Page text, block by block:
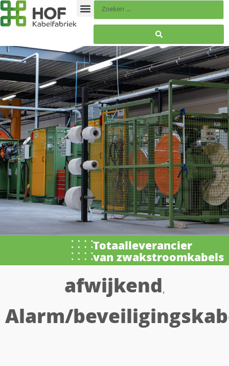
Totaalleverancier
van zwakstroomkabels
afwijkend,
Alarm/